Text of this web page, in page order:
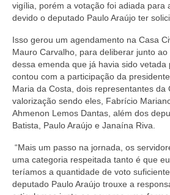
Nota de Falecimento
Notícias
Pautas Nacionais
Convênios
Fale Conosco
Área do Filiado
Regimento interno do Sindsppen
vigília, porém a votação foi adiada para
devido o deputado Paulo Araújo ter
Isso gerou um agendamento na Casa
Mauro Carvalho, para deliberar junto
dessa emenda que já havia sido vetada
contou com a participação da
Maria da Costa, dois representantes da
valorização sendo eles, Fabrício
Ahmenon Lemos Dantas, além dos
Batista, Paulo Araújo e Janaína Riva.
“Mais um passo na jornada, os
uma categoria respeitada tanto é que
teríamos a quantidade de voto
deputado Paulo Araújo trouxe a